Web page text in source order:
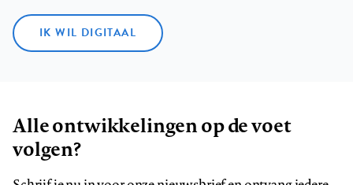
IK WIL DIGITAAL
Alle ontwikkelingen op de voet
volgen?